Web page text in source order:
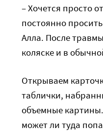
– Хочется просто
постоянно
Алла. После
коляске и в
Открываем
таблички,
объемные
может ли туда